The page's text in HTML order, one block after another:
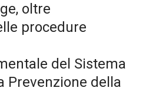
oltre
procedure
del Sistema
Prevenzione della